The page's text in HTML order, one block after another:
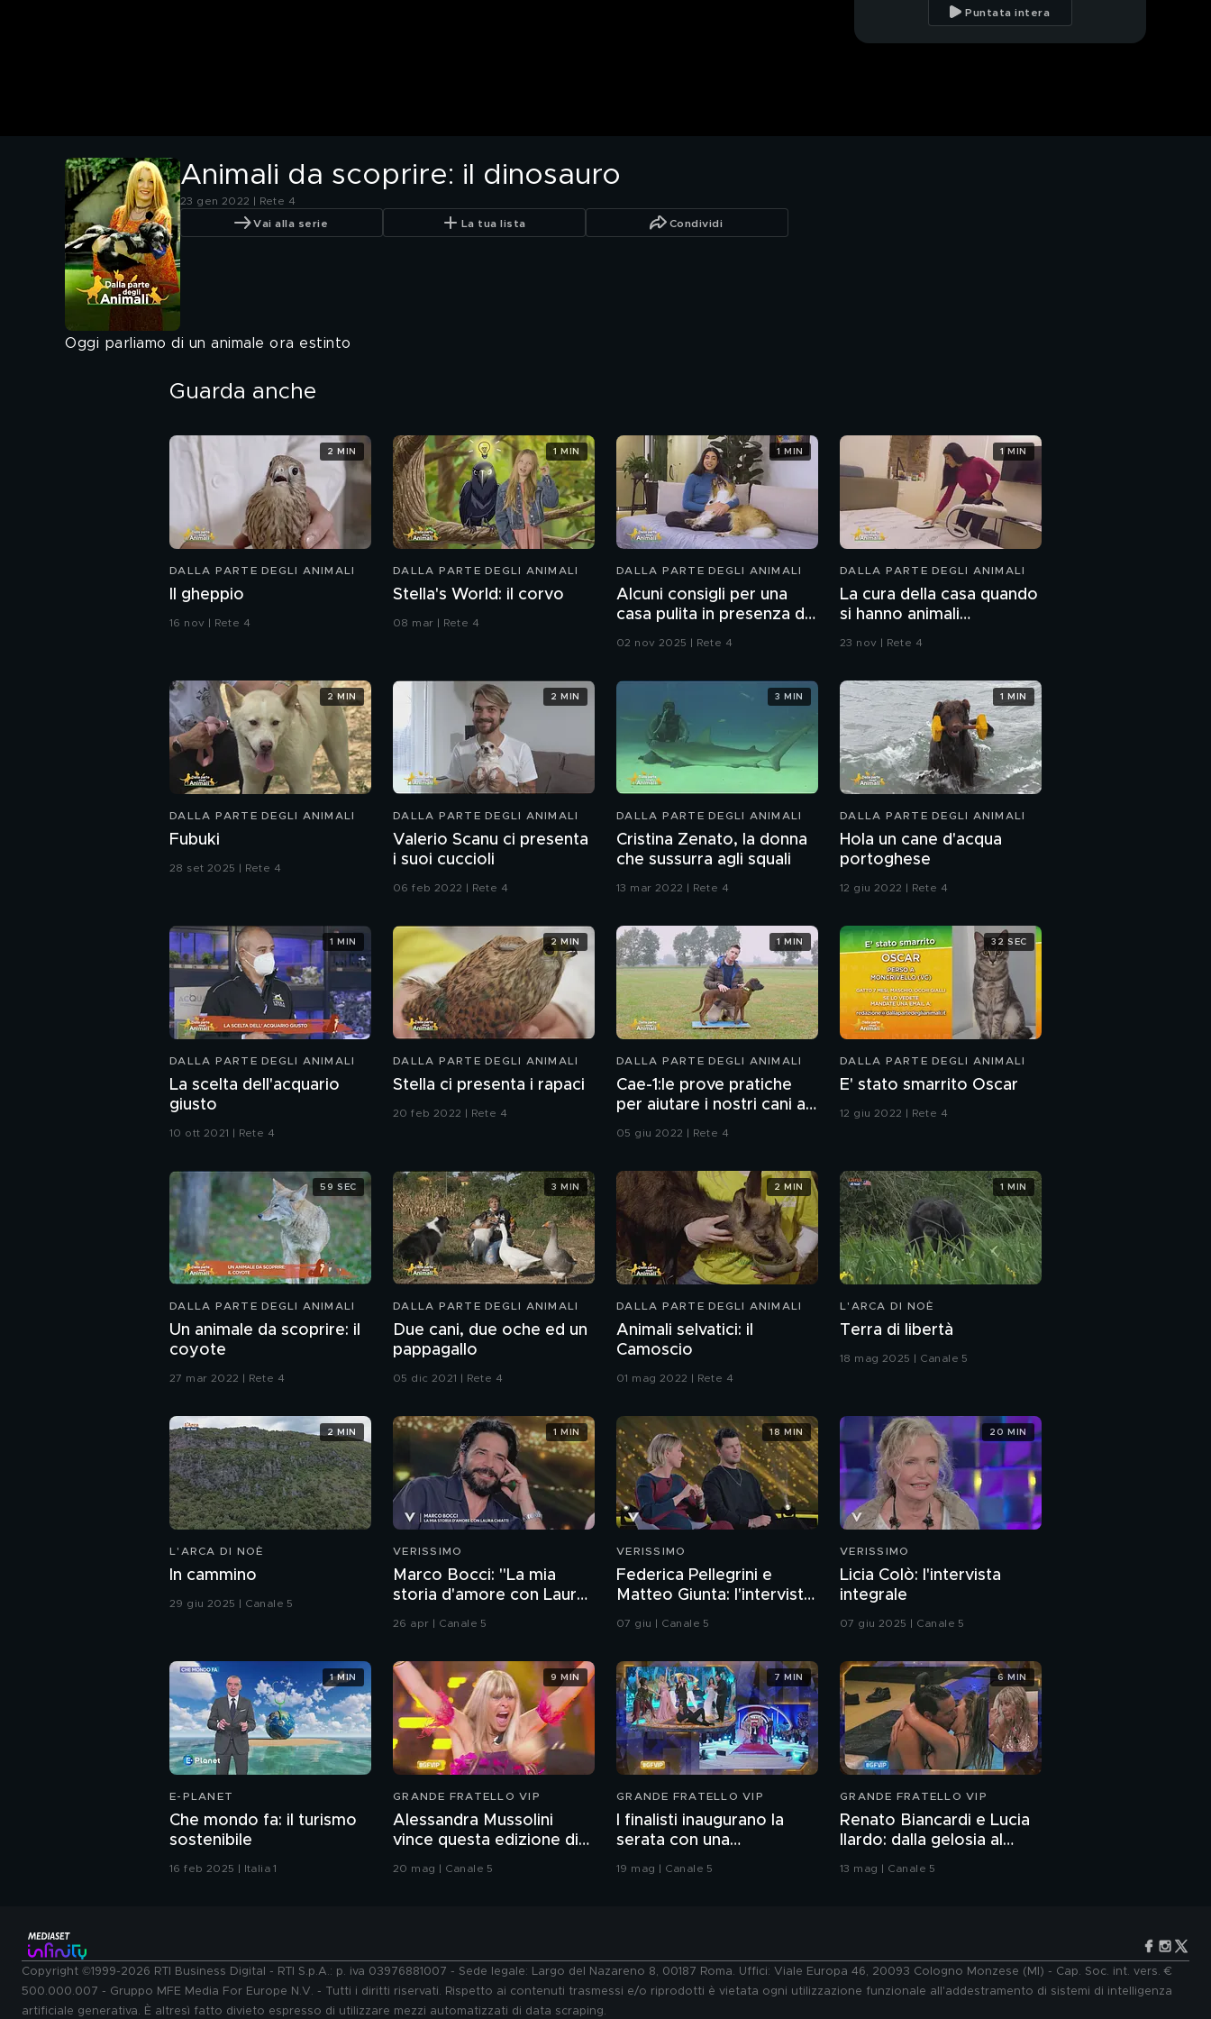
veterinario?
Puff
Snack per cani: quando
posso darli?
Anja con la sua nuova
famiglia
Ritroviamo Kira
Il profumo per il cane
Puntata intera
Animali da scoprire: il dinosauro
23 gen 2022 | Rete 4
Vai alla serie La tua lista Condividi
Oggi parliamo di un animale ora estinto
Guarda anche
DALLA PARTE DEGLI ANIMALI
Il gheppio
16 nov | Rete 4
2 MIN
DALLA PARTE DEGLI ANIMALI
Stella's World: il corvo
08 mar | Rete 4
1 MIN
DALLA PARTE DEGLI ANIMALI
Alcuni consigli per una
casa pulita in presenza di
02 nov 2025 | Rete 4
1 MIN
DALLA PARTE DEGLI ANIMALI
La cura della casa quando
si hanno animali
domestici: pulizia del
23 nov | Rete 4
1 MIN
DALLA PARTE DEGLI ANIMALI
Fubuki
28 set 2025 | Rete 4
2 MIN
DALLA PARTE DEGLI ANIMALI
Valerio Scanu ci presenta
i suoi cuccioli
06 feb 2022 | Rete 4
2 MIN
DALLA PARTE DEGLI ANIMALI
Cristina Zenato, la donna
che sussurra agli squali
13 mar 2022 | Rete 4
3 MIN
DALLA PARTE DEGLI ANIMALI
Hola un cane d'acqua
portoghese
12 giu 2022 | Rete 4
1 MIN
DALLA PARTE DEGLI ANIMALI
La scelta dell'acquario
giusto
10 ott 2021 | Rete 4
1 MIN
DALLA PARTE DEGLI ANIMALI
Stella ci presenta i rapaci
20 feb 2022 | Rete 4
2 MIN
DALLA PARTE DEGLI ANIMALI
Cae-1:le prove pratiche
per aiutare i nostri cani a
essere buoni cittadini.
05 giu 2022 | Rete 4
1 MIN
DALLA PARTE DEGLI ANIMALI
E' stato smarrito Oscar
12 giu 2022 | Rete 4
32 SEC
DALLA PARTE DEGLI ANIMALI
Un animale da scoprire: il
coyote
27 mar 2022 | Rete 4
59 SEC
DALLA PARTE DEGLI ANIMALI
Due cani, due oche ed un
pappagallo
05 dic 2021 | Rete 4
3 MIN
DALLA PARTE DEGLI ANIMALI
Animali selvatici: il
Camoscio
01 mag 2022 | Rete 4
2 MIN
L'ARCA DI NOÈ
Terra di libertà
18 mag 2025 | Canale 5
1 MIN
L'ARCA DI NOÈ
In cammino
29 giu 2025 | Canale 5
2 MIN
VERISSIMO
Marco Bocci: "La mia
storia d'amore con Laura
Chiatti"
26 apr | Canale 5
1 MIN
VERISSIMO
Federica Pellegrini e
Matteo Giunta: l'intervista
integrale
07 giu | Canale 5
18 MIN
VERISSIMO
Licia Colò: l'intervista
integrale
07 giu 2025 | Canale 5
20 MIN
E-PLANET
Che mondo fa: il turismo
sostenibile
16 feb 2025 | Italia 1
1 MIN
GRANDE FRATELLO VIP
Alessandra Mussolini
vince questa edizione di
Grande Fratello VIP
20 mag | Canale 5
9 MIN
GRANDE FRATELLO VIP
I finalisti inaugurano la
serata con una
coreografia
19 mag | Canale 5
7 MIN
GRANDE FRATELLO VIP
Renato Biancardi e Lucia
Ilardo: dalla gelosia al
13 mag | Canale 5
6 MIN
Copyright ©1999-2026 RTI Business Digital - RTI S.p.A.: p. iva 03976881007 - Sede legale: Largo del Nazareno 8, 00187 Roma. Uffici: Viale Europa 46, 20093 Cologno Monzese (MI) - Cap. Soc. int. vers. €
500.000.007 - Gruppo MFE Media For Europe N.V. - Tutti i diritti riservati. Rispetto ai contenuti trasmessi e/o riprodotti è vietata ogni utilizzazione funzionale all'addestramento di sistemi di intelligenza
artificiale generativa. È altresì fatto divieto espresso di utilizzare mezzi automatizzati di data scraping.